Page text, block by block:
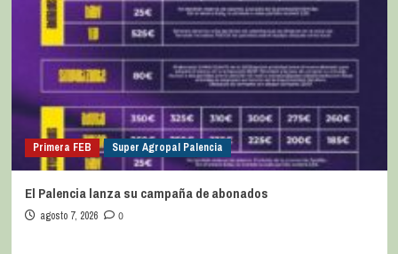
Primera FEB Super Agropal Palencia
El Palencia lanza su campaña de abonados
agosto 7, 2026 0